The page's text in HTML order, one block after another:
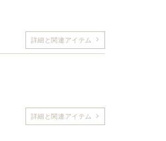
詳細と関連アイテム
詳細と関連アイテム